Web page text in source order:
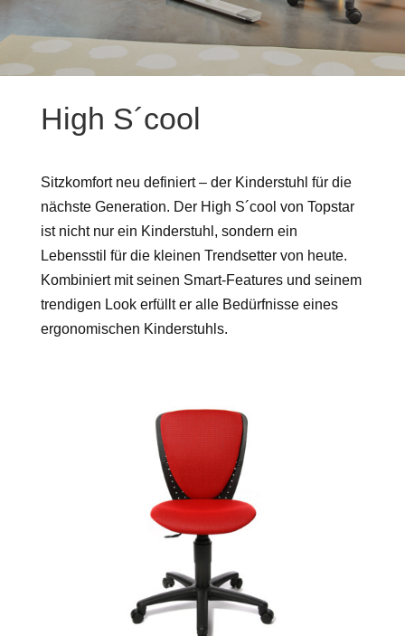
High S´cool
Sitzkomfort neu definiert – der Kinderstuhl für die
nächste Generation. Der High S´cool von Topstar
ist nicht nur ein Kinderstuhl, sondern ein
Lebensstil für die kleinen Trendsetter von heute.
Kombiniert mit seinen Smart-Features und seinem
trendigen Look erfüllt er alle Bedürfnisse eines
ergonomischen Kinderstuhls.